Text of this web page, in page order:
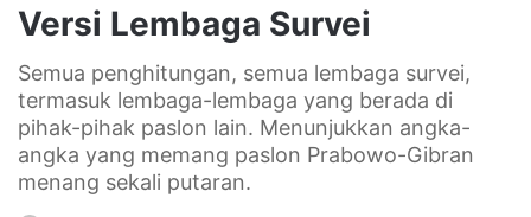
Versi Lembaga Survei
Semua penghitungan, semua lembaga survei,
termasuk lembaga-lembaga yang berada di
pihak-pihak paslon lain. Menunjukkan angka-
angka yang memang paslon Prabowo-Gibran
menang sekali putaran.